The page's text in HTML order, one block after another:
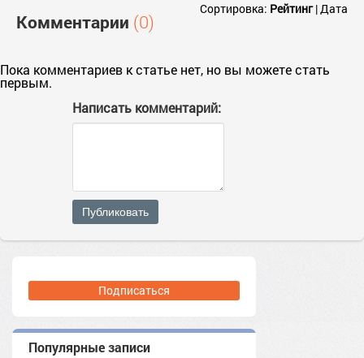
Комментарии (0)
Сортировка: Рейтинг|Дата
Пока комментариев к статье нет, но вы можете стать
первым.
Написать комментарий:
Публиковать
Подписаться
Популярные записи